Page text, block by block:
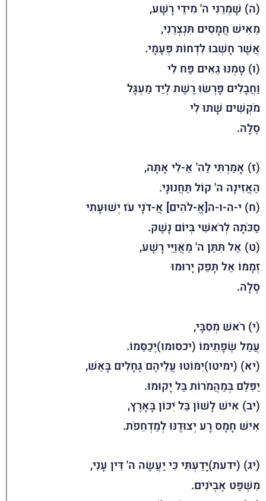
(ה) שָׁמְרֵנִי ה' מִידֵי רָשָׁע,
מֵאִישׁ חֲמָסִים תִּנְצְרֵנִי,
אֲשֶׁר חָשְׁבוּ לִדְחוֹת פְּעָמָי.
(ו) טָמְנוּ גֵאִים פַּח לִי
וַחֲבָלִים פָּרְשׂוּ רֶשֶׁת לְיַד מַעְגָּל
מֹקְשִׁים שָׁתוּ לִי
סֶלָה.
(ז) אָמַרְתִּי לַה' אֵ-לִי אָתָּה,
הַאֲזִינָה ה' קוֹל תַּחֲנוּנָי.
(ח) י-ה-ו-ה[אֱ-לֹהִים] אֲ-דֹנָי עֹז יְשׁוּעָתִי
סַכֹּתָה לְרֹאשִׁי בְּיוֹם נָשֶׁק.
(ט) אַל תִּתֵּן ה' מַאֲוַיֵּי רָשָׁע,
זְמָמוֹ אַל תָּפֵק יָרוּמוּ
סֶלָה.
(י) רֹאשׁ מְסִבָּי,
עֲמַל שְׂפָתֵימוֹ (יכסומו)יְכַסֵּמוֹ.
(יא) (ימיטו)יִמּוֹטוּ עֲלֵיהֶם גֶּחָלִים בָּאֵשׁ,
יַפִּלֵם בְּמַהֲמֹרוֹת בַּל יָקוּמוּ.
(יב) אִישׁ לָשׁוֹן בַּל יִכּוֹן בָּאָרֶץ,
אִישׁ חָמָס רָע יְצוּדֶנּוּ לְמַדְחֵפֹת.
(יג) (ידעת)יָדַעְתִּי כִּי יַעֲשֶׂה ה' דִּין עָנִי,
מִשְׁפַּט אֶבְיֹנִים.